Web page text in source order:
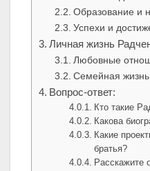
Образование и
Успехи и
Личная жизнь
Любовные
Семейная жизнь
Вопрос-ответ:
Кто такие
Какова
Какие
братья?
Расскажите